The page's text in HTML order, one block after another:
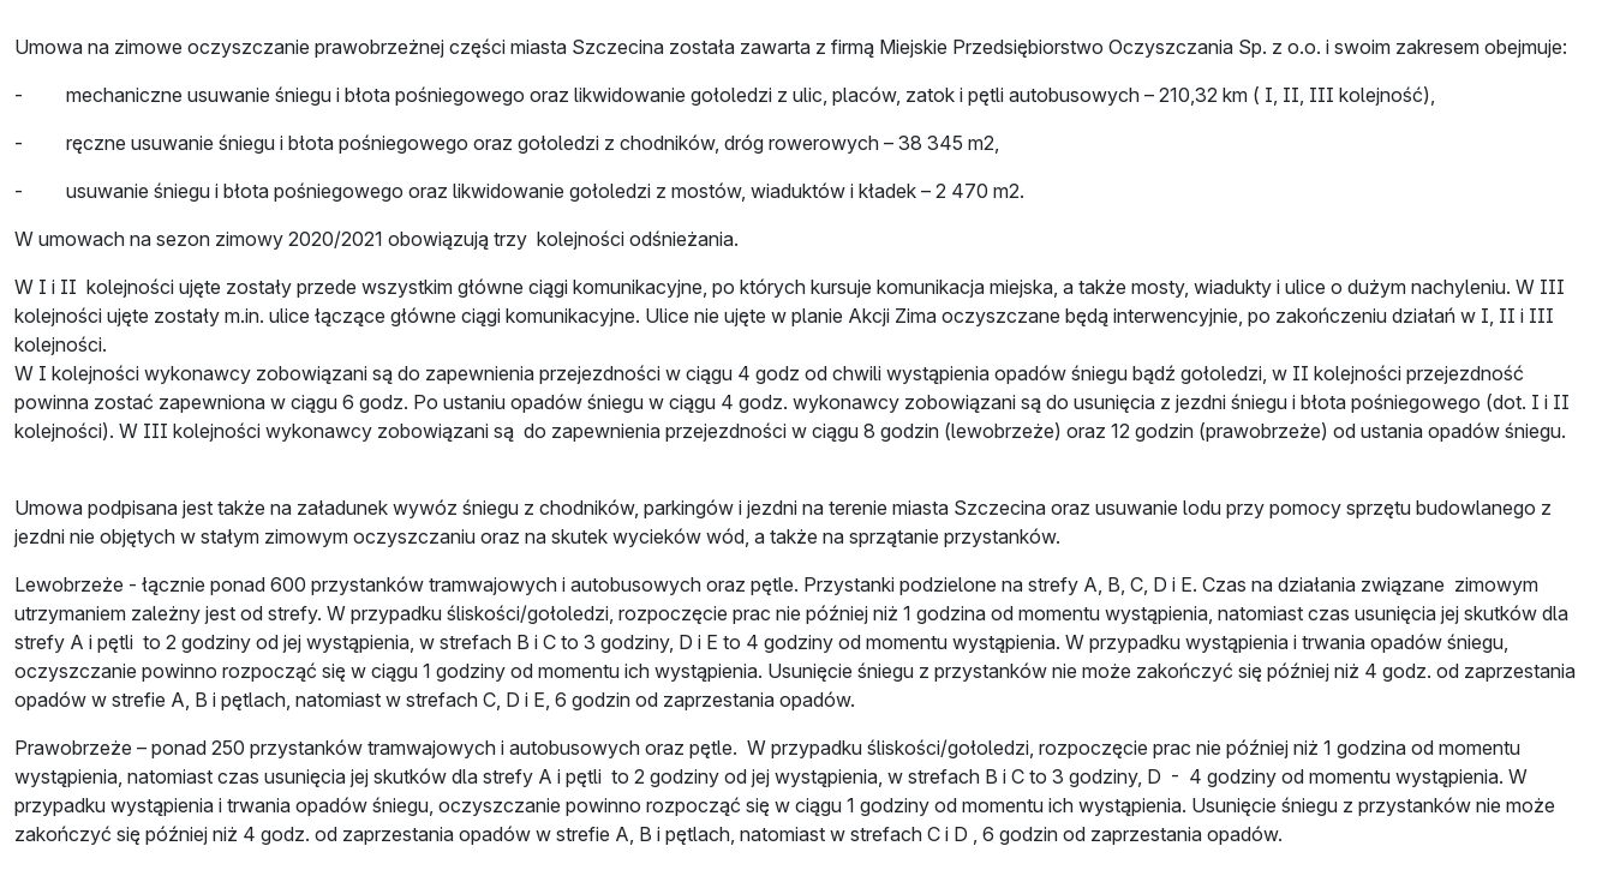
Umowa na zimowe oczyszczanie prawobrzeżnej części miasta Szczecina została zawarta z firmą Miejskie Przedsiębiorstwo Oczyszczania Sp. z o.o. i swoim zakresem obejmuje:
- mechaniczne usuwanie śniegu i błota pośniegowego oraz likwidowanie gołoledzi z ulic, placów, zatok i pętli autobusowych – 210,32 km ( I, II, III kolejność),
- ręczne usuwanie śniegu i błota pośniegowego oraz gołoledzi z chodników, dróg rowerowych – 38 345 m2,
- usuwanie śniegu i błota pośniegowego oraz likwidowanie gołoledzi z mostów, wiaduktów i kładek – 2 470 m2.
W umowach na sezon zimowy 2020/2021 obowiązują trzy kolejności odśnieżania.
W I i II kolejności ujęte zostały przede wszystkim główne ciągi komunikacyjne, po których kursuje komunikacja miejska, a także mosty, wiadukty i ulice o dużym nachyleniu. W III
kolejności ujęte zostały m.in. ulice łączące główne ciągi komunikacyjne. Ulice nie ujęte w planie Akcji Zima oczyszczane będą interwencyjnie, po zakończeniu działań w I, II i III
kolejności.
W I kolejności wykonawcy zobowiązani są do zapewnienia przejezdności w ciągu 4 godz od chwili wystąpienia opadów śniegu bądź gołoledzi, w II kolejności przejezdność
powinna zostać zapewniona w ciągu 6 godz. Po ustaniu opadów śniegu w ciągu 4 godz. wykonawcy zobowiązani są do usunięcia z jezdni śniegu i błota pośniegowego (dot. I i II
kolejności). W III kolejności wykonawcy zobowiązani są do zapewnienia przejezdności w ciągu 8 godzin (lewobrzeże) oraz 12 godzin (prawobrzeże) od ustania opadów śniegu.
Umowa podpisana jest także na załadunek wywóz śniegu z chodników, parkingów i jezdni na terenie miasta Szczecina oraz usuwanie lodu przy pomocy sprzętu budowlanego z
jezdni nie objętych w stałym zimowym oczyszczaniu oraz na skutek wycieków wód, a także na sprzątanie przystanków.
Lewobrzeże - łącznie ponad 600 przystanków tramwajowych i autobusowych oraz pętle. Przystanki podzielone na strefy A, B, C, D i E. Czas na działania związane zimowym
utrzymaniem zależny jest od strefy. W przypadku śliskości/gołoledzi, rozpoczęcie prac nie później niż 1 godzina od momentu wystąpienia, natomiast czas usunięcia jej skutków dla
strefy A i pętli to 2 godziny od jej wystąpienia, w strefach B i C to 3 godziny, D i E to 4 godziny od momentu wystąpienia. W przypadku wystąpienia i trwania opadów śniegu,
oczyszczanie powinno rozpocząć się w ciągu 1 godziny od momentu ich wystąpienia. Usunięcie śniegu z przystanków nie może zakończyć się później niż 4 godz. od zaprzestania
opadów w strefie A, B i pętlach, natomiast w strefach C, D i E, 6 godzin od zaprzestania opadów.
Prawobrzeże – ponad 250 przystanków tramwajowych i autobusowych oraz pętle. W przypadku śliskości/gołoledzi, rozpoczęcie prac nie później niż 1 godzina od momentu
wystąpienia, natomiast czas usunięcia jej skutków dla strefy A i pętli to 2 godziny od jej wystąpienia, w strefach B i C to 3 godziny, D - 4 godziny od momentu wystąpienia. W
przypadku wystąpienia i trwania opadów śniegu, oczyszczanie powinno rozpocząć się w ciągu 1 godziny od momentu ich wystąpienia. Usunięcie śniegu z przystanków nie może
zakończyć się później niż 4 godz. od zaprzestania opadów w strefie A, B i pętlach, natomiast w strefach C i D , 6 godzin od zaprzestania opadów.